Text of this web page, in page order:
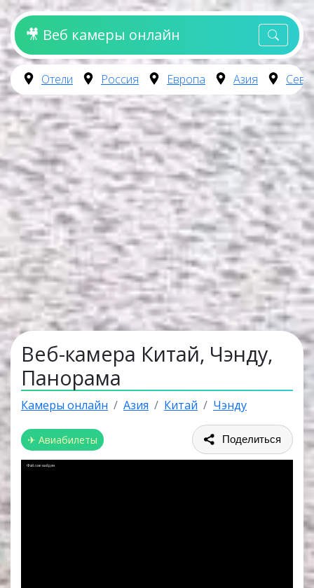
🎥 Веб камеры онлайн
Отели Россия Европа Азия
Веб-камера Китай, Чэнду,
Панорама
Камеры онлайн Азия Китай Чэнду
✈ Авиабилеты Поделиться
Файл не найден